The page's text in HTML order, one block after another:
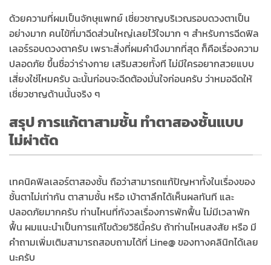
ด้วยความที่ผมเป็นจักษุแพทย์ เชี่ยวชาญบริเวณรอบดวงตาเป็น
อย่างมาก คนไข้ที่มาฉีดส่วนใหญ่เลยไว้ใจมาก ๆ สำหรับการฉีดฟิล
เลอร์รอบดวงตาครับ เพราะสิ่งที่ผมคำนึงมากที่สุด ก็คือเรื่องความ
ปลอดภัย ขึ้นชื่อว่าร่างกาย เสริมสวยทั้งที ไม่มีใครอยากสวยแบบ
เสี่ยงใช่ไหมครับ ฉะนั้นก่อนจะฉีดต้องมั่นใจก่อนครับ ว่าหมอฉีดให้
เชี่ยวชาญด้านนั้นจริง ๆ
สรุป การแก้ตาสามชั้น ทำตาสองชั้นแบบ
ไม่ผ่าตัด
เทคนิคฟิลเลอร์ตาสองชั้น ถือว่าสามารถแก้ปัญหาทั้งในเรื่องของ
ชั้นตาไม่เท่ากัน ตาสามชั้น หรือ เบ้าตาลึกได้เห็นผลทันที และ
ปลอดภัยมากครับ ท่านไหนที่กังวลเรื่องการพักฟื้น ไม่มีเวลาพัก
ฟื้น ผมแนะนำเป็นการแก้ไขด้วยวิธีนี้ครับ ถ้าท่านไหนสงสัย หรือ มี
คำถามเพิ่มเติมสามารถสอบถามได้ที่ Line@ ของทางคลินิกได้เลย
นะครับ